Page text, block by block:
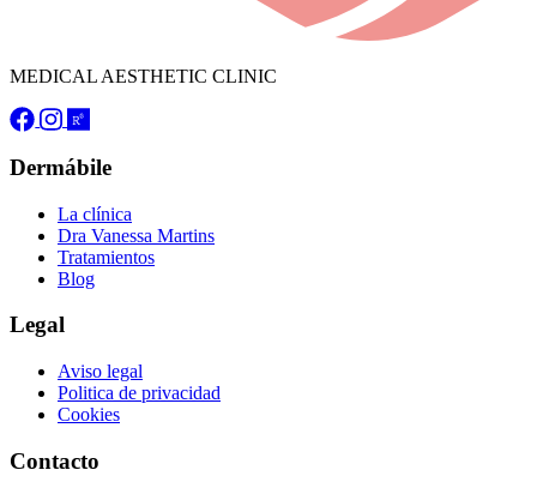
MEDICAL AESTHETIC CLINIC
Dermábile
La clínica
Dra Vanessa Martins
Tratamientos
Blog
Legal
Aviso legal
Politica de privacidad
Cookies
Contacto